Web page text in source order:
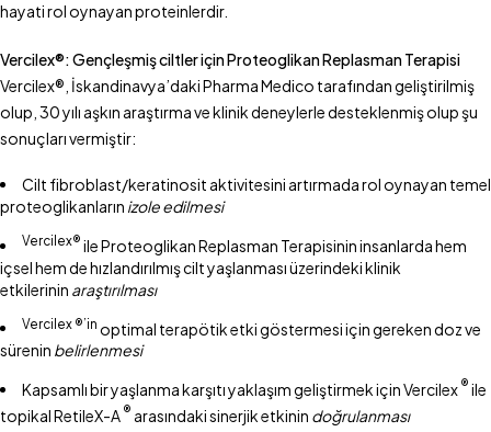
hayati rol oynayan proteinlerdir.
Vercilex®: Gençleşmiş ciltler için Proteoglikan Replasman Terapisi
Vercilex®, İskandinavya’daki Pharma Medico tarafından geliştirilmiş
olup, 30 yılı aşkın araştırma ve klinik deneylerle desteklenmiş olup şu
sonuçları vermiştir:
Cilt fibroblast/keratinosit aktivitesini artırmada rol oynayan temel
proteoglikanların izole edilmesi
Vercilex® ile Proteoglikan Replasman Terapisinin insanlarda hem
içsel hem de hızlandırılmış cilt yaşlanması üzerindeki klinik
etkilerinin araştırılması
Vercilex ®’in optimal terapötik etki göstermesi için gereken doz ve
sürenin belirlenmesi
Kapsamlı bir yaşlanma karşıtı yaklaşım geliştirmek için Vercilex ® ile
topikal RetileX-A ® arasındaki sinerjik etkinin doğrulanması